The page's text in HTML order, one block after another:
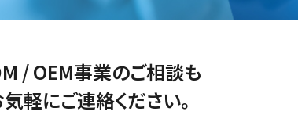
/ OEM事業のご相談も
軽にご連絡ください。